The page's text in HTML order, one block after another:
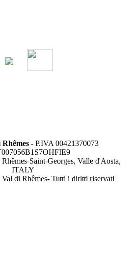
- P.IVA 00421370073
Saint-Georges, Valle d'Aosta,
ITALY
di Rhêmes- Tutti i diritti riservati